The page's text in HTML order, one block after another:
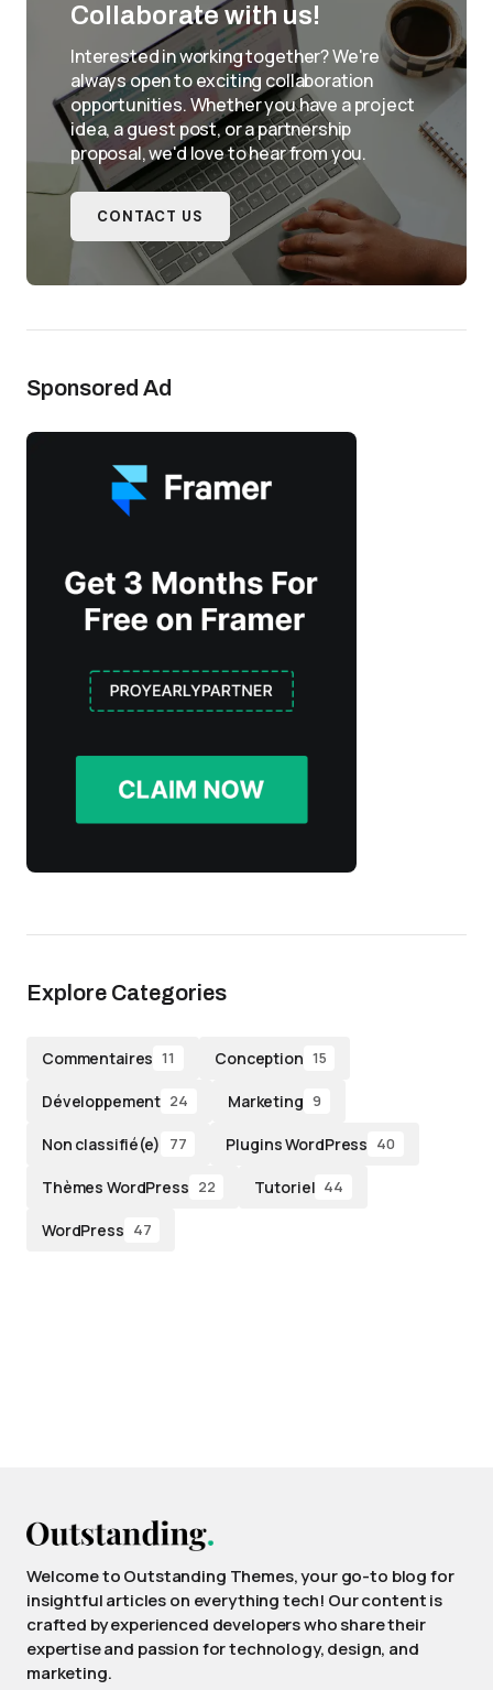
Collaborate with us!
Interested in working together? We're
always open to exciting collaboration
opportunities. Whether you have a project
idea, a guest post, or a partnership
proposal, we'd love to hear from you.
CONTACT US
Sponsored Ad
Explore Categories
Commentaires 11 Conception 15
Développement 24 Marketing 9
Non classifié(e) 77 Plugins WordPress 40
Thèmes WordPress 22 Tutoriel 44
WordPress 47
Welcome to Outstanding Themes, your go-to blog for
insightful articles on everything tech! Our content is
crafted by experienced developers who share their
expertise and passion for technology, design, and
marketing.